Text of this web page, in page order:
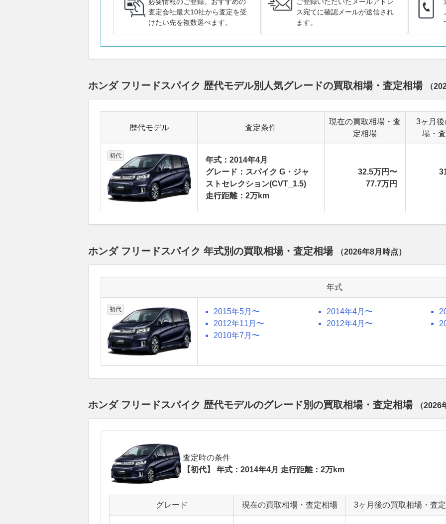
査定会社最大10社から査定を受
けたい先を複数選べます。
ス宛てに確認メールが送信され
ます。
ホンダ フリードスパイク 歴代モデル別人気グレードの買取相場・査定相場 （
歴代モデル 査定条件
現在の買取相場・査
定相場
3ヶ月
場・
初代
年式：2014年4月
グレード：スパイク G・ジャ
ストセレクション(CVT_1.5)
走行距離：2万km
32.5万円〜
77.7万円
ホンダ フリードスパイク 年式別の買取相場・査定相場 （2026年8月 時点）
年式
初代 2015年5月〜 2014年4月〜
2012年11月〜
2012年4月〜
2010年7月〜
ホンダ フリードスパイク 歴代モデルのグレード別の買取相場・査定相場 （2026
査定時の条件
【初代】 年式：2014年4月 走行距離：2万km
グレード 現在の買取相場・査定相場 3ヶ月後の買取相場・査